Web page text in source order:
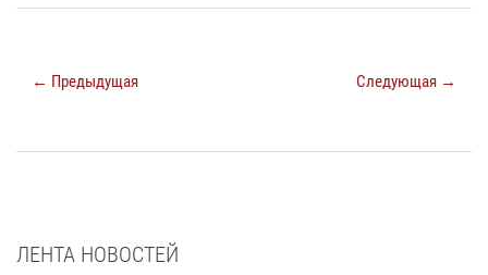
← Предыдущая Следующая →
ЛЕНТА НОВОСТЕЙ